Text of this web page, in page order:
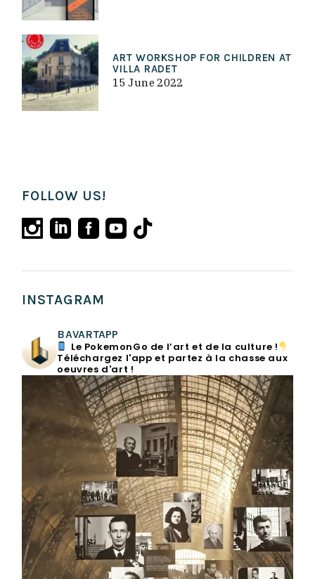
ART WORKSHOP FOR CHILDREN AT
VILLA RADET
15 June 2022
FOLLOW US!
INSTAGRAM
BAVARTAPP
Le PokemonGo de l’art et de la culture !
Téléchargez l'app et partez à la chasse aux
oeuvres d'art !